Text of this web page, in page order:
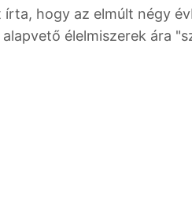
hogy az elmúlt négy
élelmiszerek ára